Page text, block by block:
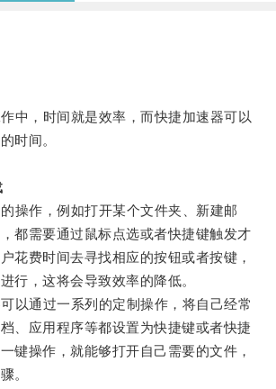
，时间就是效率，而快捷加速器可以
时间。
作，例如打开某个文件夹、新建邮
都需要通过鼠标点选或者快捷键触发才
花费时间去寻找相应的按钮或者按键，
行，这将会导致效率的降低。
通过一系列的定制操作，将自己经常
、应用程序等都设置为快捷键或者快捷
键操作，就能够打开自己需要的文件，
。